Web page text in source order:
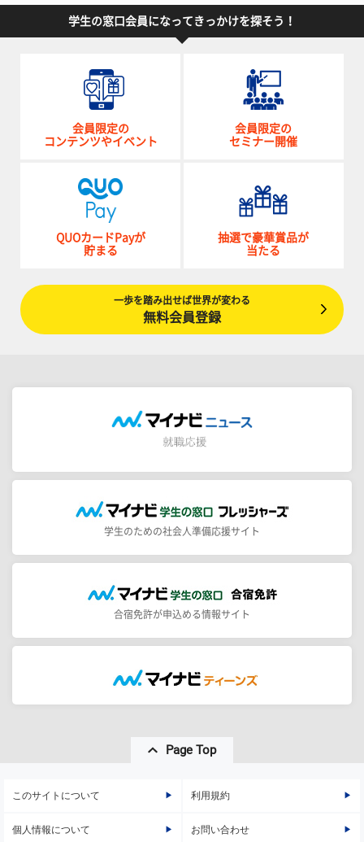
学生の窓口会員になってきっかけを探そう！
会員限定の
コンテンツやイベント
会員限定の
セミナー開催
QUOカードPayが
貯まる
抽選で豪華賞品が
当たる
一歩を踏み出せば世界が変わる
無料会員登録
学生のための社会人準備応援サイト
合宿免許が申込める情報サイト
Page Top
このサイトについて 利用規約
個人情報について お問い合わせ